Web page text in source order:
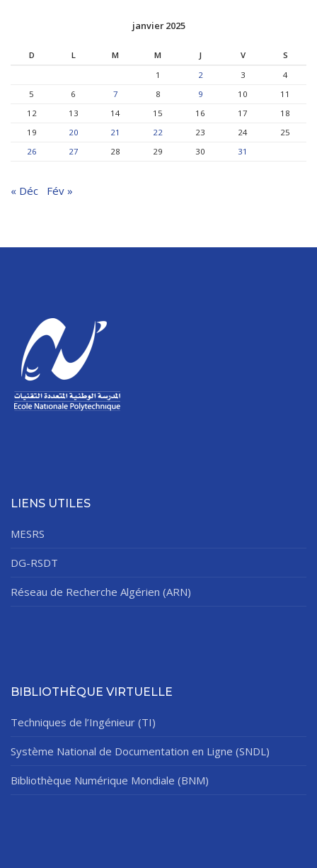
janvier 2025
D L M M J V
S
1
2 3
4
5
6 7 8 9 10
11
12
13 14 15 16 17
18
19
20 21 22 23 24
25
26
27 28 29 30 31
« Déc Fév »
LIENS UTILES
MESRS
DG-RSDT
Réseau de Recherche Algérien (ARN)
BIBLIOTHÈQUE VIRTUELLE
Techniques de l’Ingénieur (TI)
Système National de Documentation en Ligne (SNDL)
Bibliothèque Numérique Mondiale (BNM)